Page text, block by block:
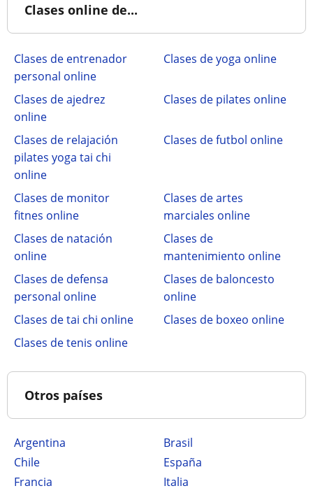
Clases online de...
Clases de entrenador
personal online
Clases de yoga online
Clases de ajedrez
online
Clases de pilates online
Clases de relajación
pilates yoga tai chi
online
Clases de futbol online
Clases de monitor
fitnes online
Clases de artes
marciales online
Clases de natación
online
Clases de
mantenimiento online
Clases de defensa
personal online
Clases de baloncesto
online
Clases de tai chi online
Clases de boxeo online
Clases de tenis online
Otros países
Argentina
Brasil
Chile
España
Francia
Italia